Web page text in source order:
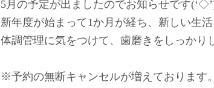
5月の予定が出ましたのでお知らせです(‘◇’)
新年度が始まって1か月が経ち、新しい生
体調管理に気をつけて、歯磨きをしっかり
※予約の無断キャンセルが増えております。